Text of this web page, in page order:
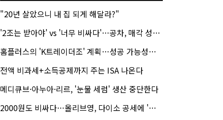
"20년 살았으니 내 집 되게 해달라?"
'2조는 받아야' vs '너무 비싸다'…공차, 매각 성공할까
홈플러스의 'K트레이더조' 계획…성공 가능성은 '글쎄'
전액 비과세+소득공제까지 주는 ISA 나온다
메디큐브·아누아·리르, '눈물 세럼' 생산 중단한다
2000원도 비싸다…올리브영, 다이소 공세에 '가성비'로 맞불